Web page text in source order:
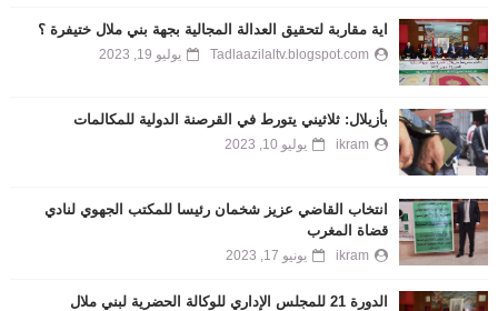
اية مقاربة لتحقيق العدالة المجالية بجهة بني ملال ختيفرة ؟
Tadlaazilaltv.blogspot.com يوليو 19, 2023
بأزيلال: ثلاثيني يتورط في القرصنة الدولية للمكالمات
ikram يوليو 10, 2023
انتخاب القاضي عزيز شخمان رئيسا للمكتب الجهوي لنادي
قضاة المغرب
ikram يونيو 17, 2023
الدورة 21 للمجلس الإداري للوكالة الحضرية لبني ملال